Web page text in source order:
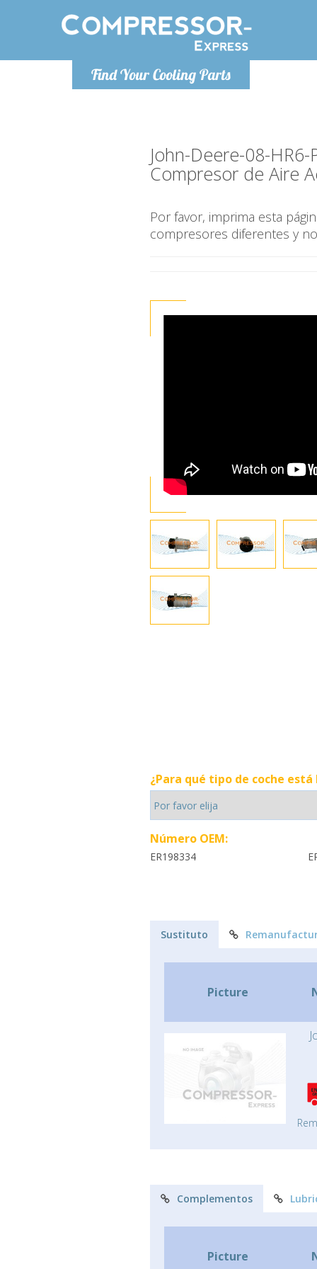
Find Your Cooling Parts
De lunes
John-Deere-08-HR6-
Compresor de Aire
Por favor, imprima esta
compresores diferentes y
¿Para qué tipo de coche
Número OEM:
ER198334
Sustituto
Picture
Complementos
Picture